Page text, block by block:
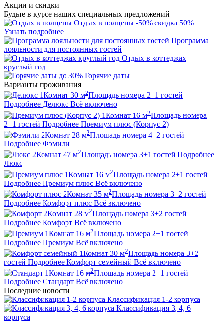
Акции и скидки
Будьте в курсе наших специальных предложений
Отдых в полцены -50% скидка 50%
Узнать подробнее
Программа
лояльности для постоянных гостей
Отдых в коттеджах
круглый год
до 30% Горячие даты
Варианты проживания
1Комнат 30 м2Площадь номера 2+1 гостей
Подробнее Делюкс Всё включено
1Комнат 16 м2Площадь номера
2+1 гостей Подробнее Премиум плюс (Корпус 2)
2Комнат 28 м2Площадь номера 4+2 гостей
Подробнее Фэмили
2Комнат 47 м2Площадь номера 3+1 гостей Подробнее
Люкс
1Комнат 16 м2Площадь номера 2+1 гостей
Подробнее Премиум плюс Всё включено
2Комнат 35 м2Площадь номера 3+2 гостей
Подробнее Комфорт плюс Всё включено
2Комнат 28 м2Площадь номера 3+2 гостей
Подробнее Комфорт Всё включено
1Комнат 16 м2Площадь номера 2+1 гостей
Подробнее Премиум Всё включено
1Комнат 30 м2Площадь номера 3+2
гостей Подробнее Комфорт семейный Всё включено
1Комнат 16 м2Площадь номера 2+1 гостей
Подробнее Стандарт Всё включено
Последние новости
Классификация 1-2 корпуса
Классификация 3, 4, 6
корпуса